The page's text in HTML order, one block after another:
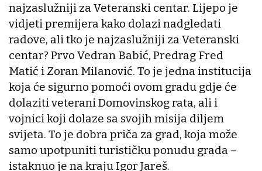
najzaslužniji za Veteranski centar. Lijepo je
vidjeti premijera kako dolazi nadgledati
radove, ali tko je najzaslužniji za Veteranski
centar? Prvo Vedran Babić, Predrag Fred
Matić i Zoran Milanović. To je jedna institucija
koja će sigurno pomoći ovom gradu gdje će
dolaziti veterani Domovinskog rata, ali i
vojnici koji dolaze sa svojih misija diljem
svijeta. To je dobra priča za grad, koja može
samo upotpuniti turističku ponudu grada –
istaknuo je na kraju Igor Jareš.